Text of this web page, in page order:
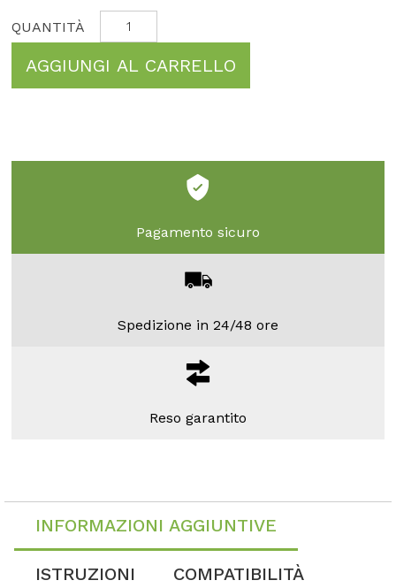
AGGIUNGI AL CARRELLO
Pagamento sicuro
Spedizione in 24/48 ore
Reso garantito
INFORMAZIONI AGGIUNTIVE
ISTRUZIONI COMPATIBILITÀ